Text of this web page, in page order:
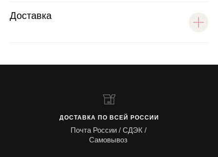
Доставка
ДОСТАВКА ПО ВСЕЙ РОССИИ
Почта России / СДЭК /
Самовывоз